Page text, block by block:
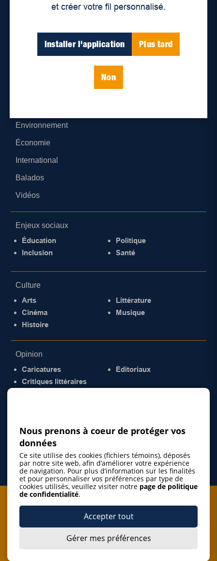
et créer votre fil personnalisé.
Installer l'application Plus tard
Non
Parutions numériques
Environnement
Économie
International
Balados
Vidéos
Enjeux sociaux
Éducation
Inclusion
Politique
Santé
Culture
Arts
Cinéma
Histoire
Littérature
Musique
Opinion
Caricatures
Critiques littéraires
Éditoriaux
Je m'abonne à l'infolettre
J’accepte de m’abonner à l’infolettre de La Gazette de la
Nous prenons à coeur de protéger vos
données
Ce site utilise des cookies (fichiers témoins), déposés
par notre site web, afin d’améliorer votre expérience
de navigation. Pour plus d’information sur les finalités
et pour personnaliser vos préférences par type de
cookies utilisés, veuillez visiter notre page de politique
de confidentialité.
Accepter tout
Gérer mes préférences